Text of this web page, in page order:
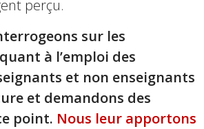
perçu.
sur les
à l’emploi des
et non enseignants
et demandons des
point. Nous leur apportons